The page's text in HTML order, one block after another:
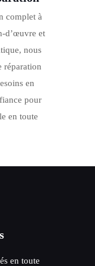
complet à
d’œuvre et
nous
réparation
en
pour
en toute
en toute